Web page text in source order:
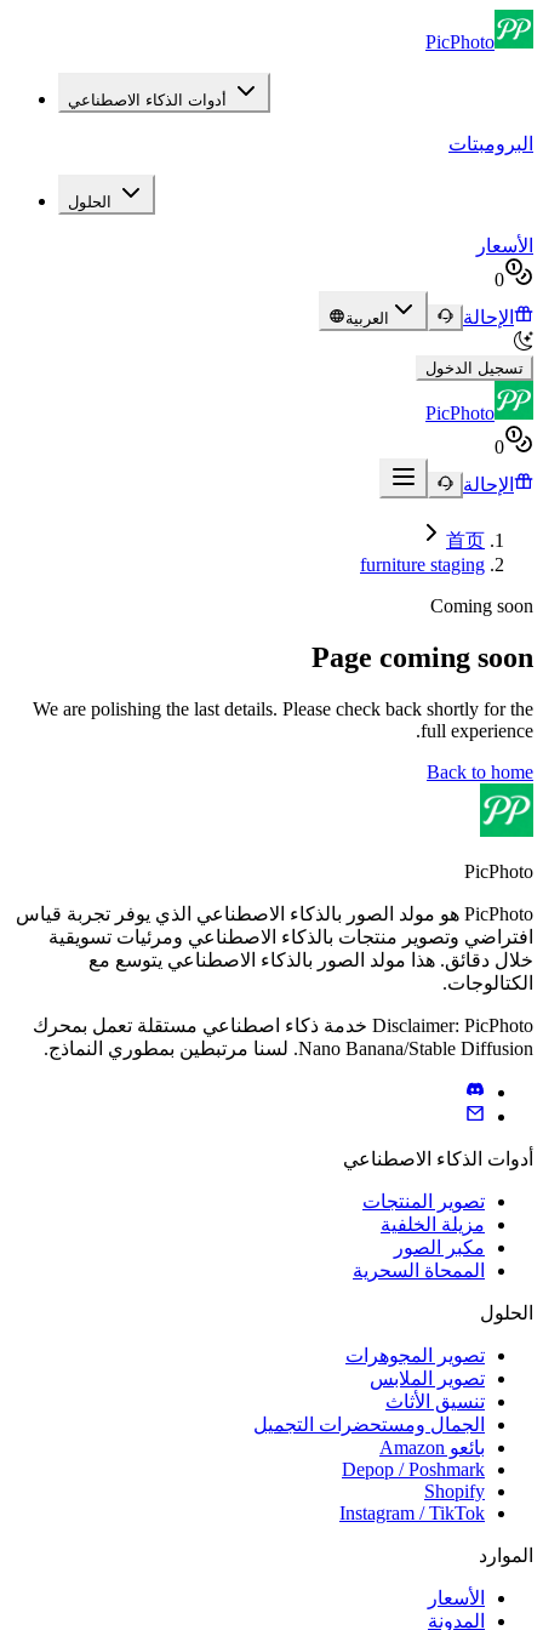
PicPhoto
أدوات الذكاء الاصطناعي
البرومبتات
الحلول
الأسعار
0
الإحالة
العربية
تسجيل الدخول
PicPhoto
0
الإحالة
首页
furniture staging
Coming soon
Page coming soon
We are polishing the last details. Please check back shortly for the
full experience.
Back to home
PicPhoto
PicPhoto هو مولد الصور بالذكاء الاصطناعي الذي يوفر تجربة قياس
افتراضي وتصوير منتجات بالذكاء الاصطناعي ومرئيات تسويقية
خلال دقائق. هذا مولد الصور بالذكاء الاصطناعي يتوسع مع
الكتالوجات.
Disclaimer: PicPhoto خدمة ذكاء اصطناعي مستقلة تعمل بمحرك
Nano Banana/Stable Diffusion. لسنا مرتبطين بمطوري النماذج.
أدوات الذكاء الاصطناعي
تصوير المنتجات
مزيلة الخلفية
مكبر الصور
الممحاة السحرية
الحلول
تصوير المجوهرات
تصوير الملابس
تنسيق الأثاث
الجمال ومستحضرات التجميل
بائعو Amazon
Depop / Poshmark
Shopify
Instagram / TikTok
الموارد
الأسعار
المدونة